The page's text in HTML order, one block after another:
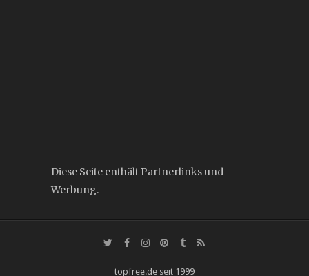
Diese Seite enthält Partnerlinks und
Werbung.
topfree.de seit 1999